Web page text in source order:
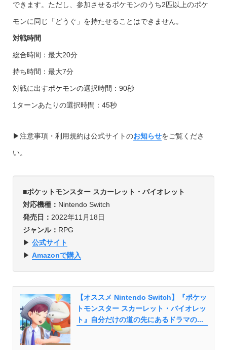
できます。ただし、参加させるポケモンのうち2匹以上のポケ
モンに同じ「どうぐ」を持たせることはできません。
対戦時間
総合時間：最大20分
持ち時間：最大7分
対戦に出すポケモンの選択時間：90秒
1ターンあたりの選択時間：45秒
▶︎注意事項・利用規約は公式サイトのお知らせをご覧くださ
い。
■ポケットモンスター スカーレット・バイオレット
対応機種： Nintendo Switch
発売日： 2022年11月18日
ジャンル： RPG
▶︎ 公式サイト
▶︎ Amazonで購入
【オススメ Nintendo Switch】『ポケッ
トモンスター スカーレット・バイオレッ
ト』自分だけの道の先にあるドラマの...